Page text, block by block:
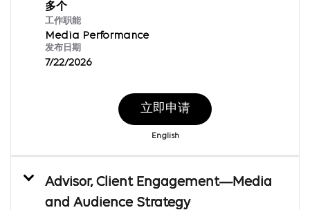
多个
工作职能
Media Performance
发布日期
7/22/2026
立即申请
English
Advisor, Client Engagement—Media
and Audience Strategy